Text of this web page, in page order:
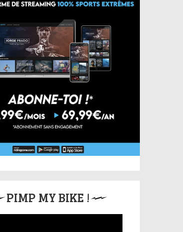
PIMP MY BIKE !